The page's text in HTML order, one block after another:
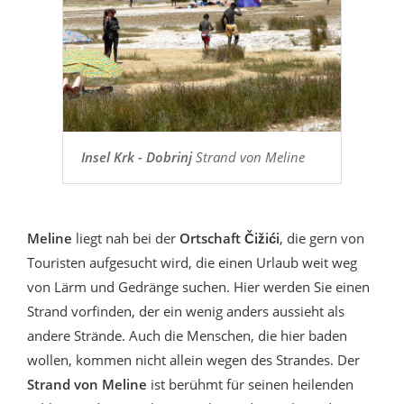
Insel Krk - DobrinjStrand von Meline
Meline liegt nah bei der Ortschaft Čižići, die gern von
Touristen aufgesucht wird, die einen Urlaub weit weg
von Lärm und Gedränge suchen. Hier werden Sie einen
Strand vorfinden, der ein wenig anders aussieht als
andere Strände. Auch die Menschen, die hier baden
wollen, kommen nicht allein wegen des Strandes. Der
Strand von Meline ist berühmt für seinen heilenden